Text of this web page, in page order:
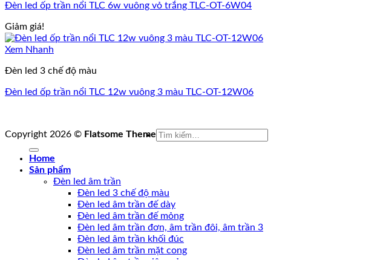
Đèn led ốp trần nổi TLC 6w vuông vỏ trắng TLC-OT-6W04
Giảm giá!
Xem Nhanh
Đèn led 3 chế độ màu
Đèn led ốp trần nổi TLC 12w vuông 3 màu TLC-OT-12W06
Copyright 2026 © Flatsome Theme Tìm
Home
Sản phẩm
Đèn led âm trần
Đèn led 3 chế độ màu
Đèn led âm trần đế dày
Đèn led âm trần đế mỏng
Đèn led âm trần đơn, âm trần đôi, âm trần 3
Đèn led âm trần khối đúc
Đèn led âm trần mặt cong